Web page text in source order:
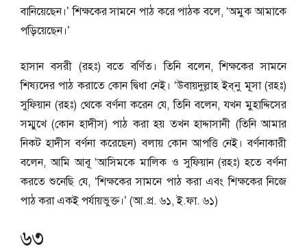
বানিয়েছেন।’ শিক্ষকের সামনে পাঠ করে পাঠক বলে, ‘অমুক আমাকে
পড়িয়েছেন।’
হাসান বসরী (রহঃ) বতে বর্ণিত। তিনি বলেন, শিক্ষকের সামনে
শিষ্যদের পাঠ করাতে কোন দ্বিধা নেই। ‘উবায়দুল্লাহ ইব্‌নু মূসা (রহঃ)
সুফিয়ান (রহঃ) থেকে বর্ণনা করেন যে, তিনি বলেন, যখন মুহাদ্দিসের
সম্মুখে (কোন হাদীস) পাঠ করা হয় তখন হাদ্দাসানী (তিনি আমার
নিকট হাদীস বর্ণনা করেছেন) বলায় কোন আপত্তি নেই। বর্ণনাকারী
বলেন, আমি আবূ ‘আসিমকে মালিক ও সুফিয়ান (রহঃ) হতে বর্ণনা
করতে শুনেছি যে, ‘শিক্ষকের সামনে পাঠ করা এবং শিক্ষকের নিজে
পাঠ করা একই পর্যায়ভুক্ত।’ (আ.প্র. ৬১, ই.ফা. ৬১)
৬৩